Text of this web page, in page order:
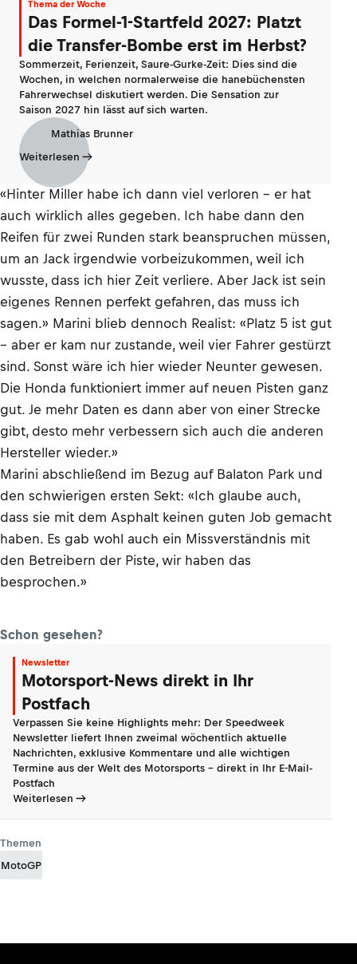
Thema der Woche
Das Formel-1-Startfeld 2027: Platzt
die Transfer-Bombe erst im Herbst?
Sommerzeit, Ferienzeit, Saure-Gurke-Zeit: Dies sind die
Wochen, in welchen normalerweise die hanebüchensten
Fahrerwechsel diskutiert werden. Die Sensation zur
Saison 2027 hin lässt auf sich warten.
Mathias Brunner
Weiterlesen
«Hinter Miller habe ich dann viel verloren – er hat
auch wirklich alles gegeben. Ich habe dann den
Reifen für zwei Runden stark beanspruchen müssen,
um an Jack irgendwie vorbeizukommen, weil ich
wusste, dass ich hier Zeit verliere. Aber Jack ist sein
eigenes Rennen perfekt gefahren, das muss ich
sagen.» Marini blieb dennoch Realist: «Platz 5 ist gut
– aber er kam nur zustande, weil vier Fahrer gestürzt
sind. Sonst wäre ich hier wieder Neunter gewesen.
Die Honda funktioniert immer auf neuen Pisten ganz
gut. Je mehr Daten es dann aber von einer Strecke
gibt, desto mehr verbessern sich auch die anderen
Hersteller wieder.»
Marini abschließend im Bezug auf Balaton Park und
den schwierigen ersten Sekt: «Ich glaube auch,
dass sie mit dem Asphalt keinen guten Job gemacht
haben. Es gab wohl auch ein Missverständnis mit
den Betreibern der Piste, wir haben das
besprochen.»
Schon gesehen?
Newsletter
Motorsport-News direkt in Ihr
Postfach
Verpassen Sie keine Highlights mehr: Der Speedweek
Newsletter liefert Ihnen zweimal wöchentlich aktuelle
Nachrichten, exklusive Kommentare und alle wichtigen
Termine aus der Welt des Motorsports - direkt in Ihr E-Mail-
Postfach
Weiterlesen
Themen
MotoGP